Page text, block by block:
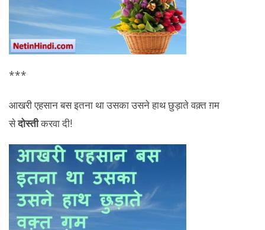
***
आखरी एहसान बस इतना था उसका उसने हाथ छुड़ाते वक़्त ग़म
सेदोस्तीकरवा दी!